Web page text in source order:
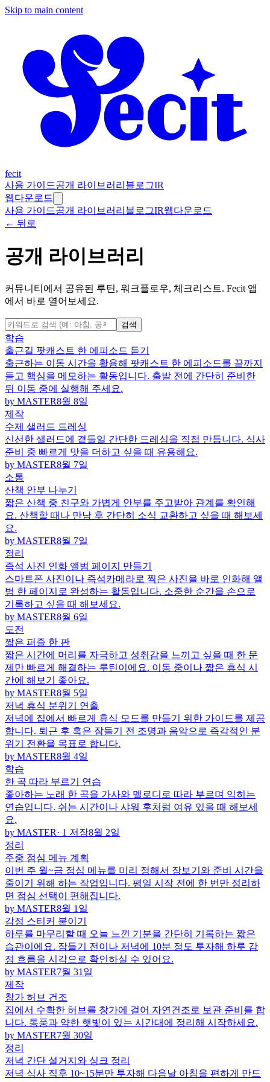
Skip to main content
fecit
사용 가이드공개 라이브러리 블로그IR
웹다운로드
사용 가이드공개 라이브러리 블로그IR웹다운로드
← 뒤로
공개 라이브러리
커뮤니티에서 공유된 루틴, 워크플로우, 체크리스트. Fecit 앱
에서 바로 열어보세요.
검색
학습
출근길 팟캐스트 한 에피소드 듣기
출근하는 이동 시간을 활용해 팟캐스트 한 에피소드를 끝까지
듣고 핵심을 메모하는 활동입니다. 출발 전에 간단히 준비한
뒤 이동 중에 실행해 주세요.
by MASTER8월 8일
제작
수제 샐러드 드레싱
신선한 샐러드에 곁들일 간단한 드레싱을 직접 만듭니다. 식사
준비 중 빠르게 맛을 더하고 싶을 때 유용해요.
by MASTER8월 7일
소통
산책 안부 나누기
짧은 산책 중 친구와 가볍게 안부를 주고받아 관계를 확인해
요. 산책할 때나 만남 후 간단히 소식 교환하고 싶을 때 해보세
요.
by MASTER8월 7일
정리
즉석 사진 인화 앨범 페이지 만들기
스마트폰 사진이나 즉석카메라로 찍은 사진을 바로 인화해 앨
범 한 페이지로 완성하는 활동입니다. 소중한 순간을 손으로
기록하고 싶을 때 해보세요.
by MASTER8월 6일
도전
짧은 퍼즐 한 판
짧은 시간에 머리를 자극하고 성취감을 느끼고 싶을 때 한 문
제만 빠르게 해결하는 루틴이에요. 이동 중이나 짧은 휴식 시
간에 해보기 좋아요.
by MASTER8월 5일
저녁 휴식 분위기 연출
저녁에 집에서 빠르게 휴식 모드를 만들기 위한 가이드를 제공
합니다. 퇴근 후 혹은 잠들기 전 조명과 음악으로 즉각적인 분
위기 전환을 목표로 합니다.
by MASTER8월 4일
학습
한 곡 따라 부르기 연습
좋아하는 노래 한 곡을 가사와 멜로디로 따라 부르며 익히는
연습입니다. 쉬는 시간이나 샤워 후처럼 여유 있을 때 해보세
요.
by MASTER· 1 저장8월 2일
정리
주중 점심 메뉴 계획
이번 주 월~금 점심 메뉴를 미리 정해서 장보기와 준비 시간을
줄이기 위해 하는 작업입니다. 평일 시작 전에 한 번만 정리하
면 점심 선택이 편해집니다.
by MASTER8월 1일
감정 스티커 붙이기
하루를 마무리할 때 오늘 느낀 기분을 간단히 기록하는 짧은
습관이에요. 잠들기 전이나 저녁에 10분 정도 투자해 하루 감
정 흐름을 시각으로 확인하실 수 있어요.
by MASTER7월 31일
제작
창가 허브 건조
집에서 수확한 허브를 창가에 걸어 자연건조로 보관 준비를 합
니다. 통풍과 약한 햇빛이 있는 시간대에 정리해 시작하세요.
by MASTER7월 30일
정리
저녁 간단 설거지와 싱크 정리
저녁 식사 직후 10~15분만 투자해 다음날 아침을 편하게 만드